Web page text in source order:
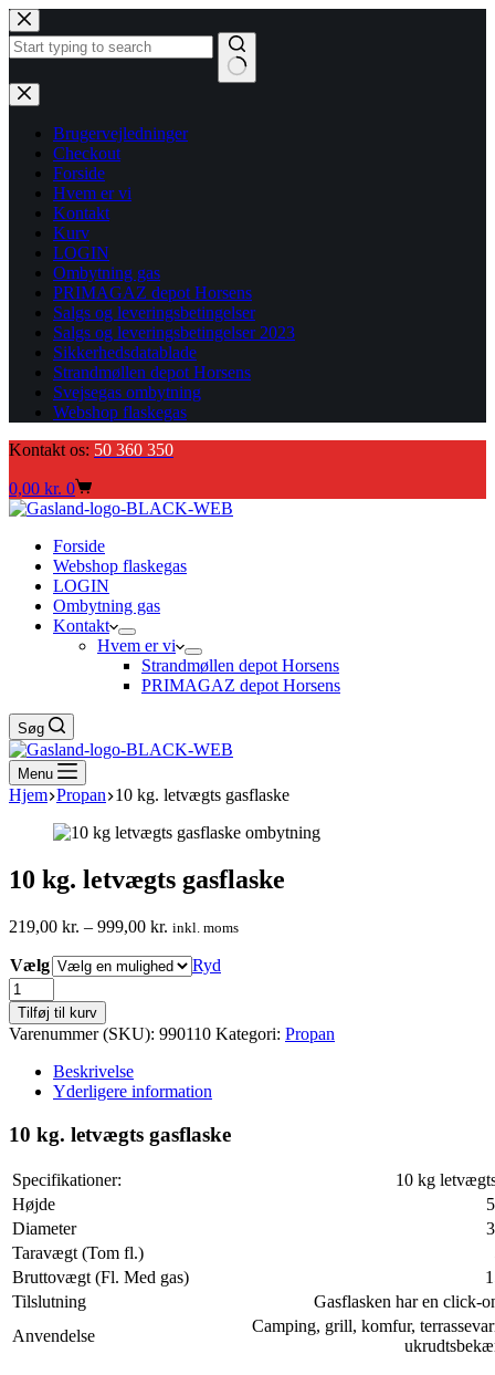
Fortsæt
til
indhold
Ingen
resultater
Brugervejledninger
Checkout
Forside
Hvem er vi
Kontakt
Kurv
LOGIN
Ombytning gas
PRIMAGAZ depot Horsens
Salgs og leveringsbetingelser
Salgs og leveringsbetingelser 2023
Sikkerhedsdatablade
Strandmøllen depot Horsens
Svejsegas ombytning
Webshop flaskegas
Kontakt os: 50 360 350
Indkøbskurv
0,00 kr. 0
Forside
Webshop flaskegas
LOGIN
Ombytning gas
Kontakt
Hvem er vi
Strandmøllen depot Horsens
PRIMAGAZ depot Horsens
Søg
Menu
Hjem Propan 10 kg. letvægts gasflaske
10 kg. letvægts gasflaske
219,00 kr. – 999,00 kr. Prisinterval:
til
inkl. moms
Vælg
Ryd
10
kg.
letvægts
gasflaske
antal
Tilføj til kurv
Varenummer (SKU): 990110 Kategori: Propan
Beskrivelse
Yderligere information
10 kg. letvægts gasflaske
Specifikationer:
10 kg
Højde
Diameter
Taravægt (Tom fl.)
Bruttovægt (Fl. Med gas)
Tilslutning
Gasflasken har en click-
Anvendelse
Camping, grill, komfur,